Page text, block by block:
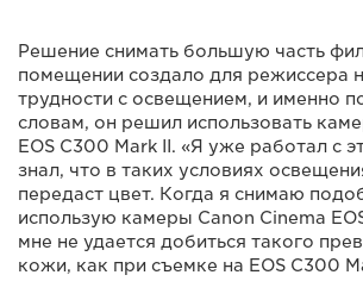
Решение снимать большую часть
помещении создало для режиссера
трудности с освещением, и именно
словам, он решил использовать
EOS C300 Mark II. «Я уже работал с
знал, что в таких условиях
передаст цвет. Когда я снимаю
использую камеры Canon Cinema
мне не удается добиться такого
кожи, как при съемке на EOS C300